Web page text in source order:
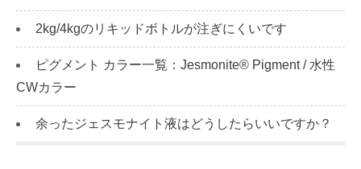
2kg/4kgのリキッドボトルが注ぎにくいです
ピグメント カラー一覧：Jesmonite® Pigment / 水性
CWカラー
余ったジェスモナイト液はどうしたらいいですか？